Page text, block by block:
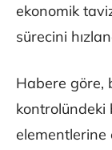
ekonomik
sürecini
Habere göre,
elementlerine